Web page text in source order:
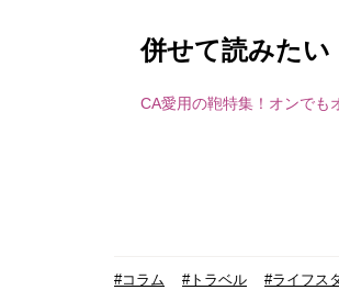
併せて読みたい
CA愛用の鞄特集！オンでも
#コラム #トラベル #ライフス